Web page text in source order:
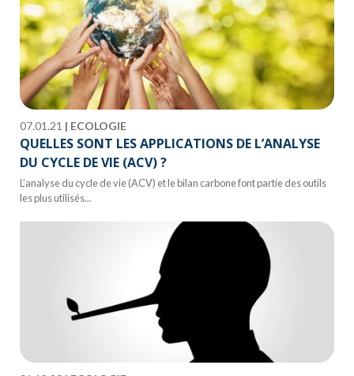
07.01.21 | ECOLOGIE
QUELLES SONT LES APPLICATIONS DE L’ANALYSE
DU CYCLE DE VIE (ACV) ?
L’analyse du cycle de vie (ACV) et le bilan carbone font partie des outils
les plus utilisés...